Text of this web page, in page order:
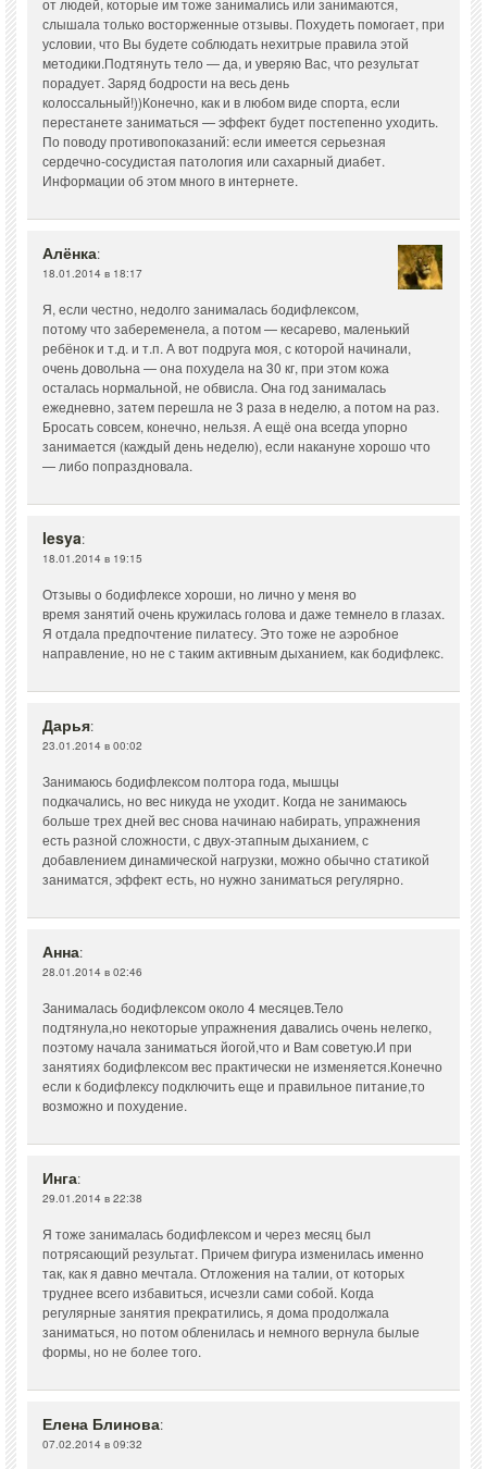
от людей, которые им тоже занимались или занимаются,
слышала только восторженные отзывы. Похудеть помогает, при
условии, что Вы будете соблюдать нехитрые правила этой
методики.Подтянуть тело — да, и уверяю Вас, что результат
порадует. Заряд бодрости на весь день
колоссальный!))Конечно, как и в любом виде спорта, если
перестанете заниматься — эффект будет постепенно уходить.
По поводу противопоказаний: если имеется серьезная
сердечно-сосудистая патология или сахарный диабет.
Информации об этом много в интернете.
Алёнка:
18.01.2014 в 18:17
Я, если честно, недолго занималась бодифлексом,
потому что забеременела, а потом — кесарево, маленький
ребёнок и т.д. и т.п. А вот подруга моя, с которой начинали,
очень довольна — она похудела на 30 кг, при этом кожа
осталась нормальной, не обвисла. Она год занималась
ежедневно, затем перешла не 3 раза в неделю, а потом на раз.
Бросать совсем, конечно, нельзя. А ещё она всегда упорно
занимается (каждый день неделю), если накануне хорошо что
— либо попраздновала.
lesya:
18.01.2014 в 19:15
Отзывы о бодифлексе хороши, но лично у меня во
время занятий очень кружилась голова и даже темнело в глазах.
Я отдала предпочтение пилатесу. Это тоже не аэробное
направление, но не с таким активным дыханием, как бодифлекс.
Дарья:
23.01.2014 в 00:02
Занимаюсь бодифлексом полтора года, мышцы
подкачались, но вес никуда не уходит. Когда не занимаюсь
больше трех дней вес снова начинаю набирать, упражнения
есть разной сложности, с двух-этапным дыханием, с
добавлением динамической нагрузки, можно обычно статикой
заниматся, эффект есть, но нужно заниматься регулярно.
Анна:
28.01.2014 в 02:46
Занималась бодифлексом около 4 месяцев.Тело
подтянула,но некоторые упражнения давались очень нелегко,
поэтому начала заниматься йогой,что и Вам советую.И при
занятиях бодифлексом вес практически не изменяется.Конечно
если к бодифлексу подключить еще и правильное питание,то
возможно и похудение.
Инга:
29.01.2014 в 22:38
Я тоже занималась бодифлексом и через месяц был
потрясающий результат. Причем фигура изменилась именно
так, как я давно мечтала. Отложения на талии, от которых
труднее всего избавиться, исчезли сами собой. Когда
регулярные занятия прекратились, я дома продолжала
заниматься, но потом обленилась и немного вернула былые
формы, но не более того.
Елена Блинова:
07.02.2014 в 09:32